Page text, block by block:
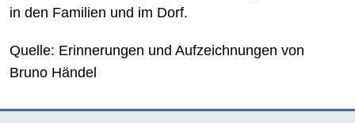
in den Familien und im Dorf.
Quelle: Erinnerungen und Aufzeichnungen von
Bruno Händel